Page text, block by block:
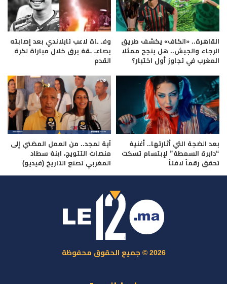
القاهرة.. «الكاف» يكشف طريق
الرجاء والجيش.. هل ينجح ممثلا
المغرب في تجاوز أول اختبار؟
وفـ ـاة لاعب تايلاندي بعد إصابته
بصاعـ ـقة برق خلال مباراة لكرة
القدم
بعد الضجة التي أثارتها.. أغنية
“دايرة السمطة” لإبتسام تسكت
تحقق رقماً لافتاً
آية لمجد.. من العمل المضني إلى
منصات التتويج، ابنة سطاد
المغربي تصنع التاريخ (فيديو)
2026 © جميع الحقوق محفوظة